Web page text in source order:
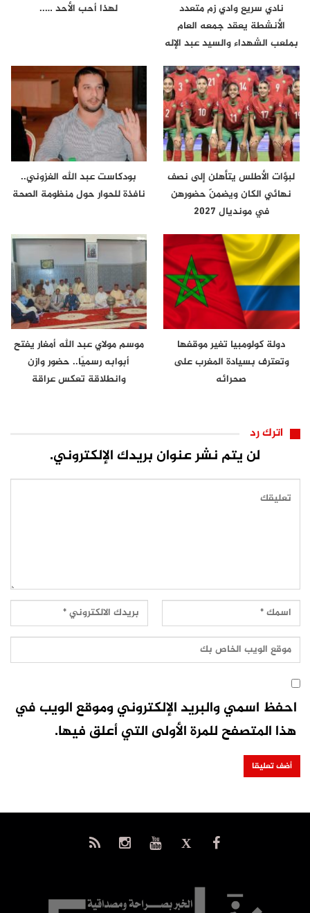
نادي سريع وادي زم متعدد
الأنشطة يعقد جمعه العام
بملعب الشهداء والسيد عبد الإله
لهذا أحب الأحد …..
لبؤات الأطلس يتأهلن إلى نصف
نهائي الكان ويضمنّ حضورهن
في مونديال 2027
بودكاست عبد الله الغزوني..
نافذة للحوار حول منظومة الصحة
دولة كولومبيا تغير موقفها
وتعترف بسيادة المغرب على
صحرائه
موسم مولاي عبد الله أمغار يفتح
أبوابه رسميًا.. حضور وازن
وانطلاقة تعكس عراقة
اترك رد
لن يتم نشر عنوان بريدك الإلكتروني.
احفظ اسمي والبريد الإلكتروني وموقع الويب في
هذا المتصفح للمرة الأولى التي أعلق فيها.